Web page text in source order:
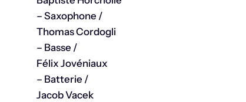
– Saxophone /
Thomas Cordogli
– Basse /
Félix Jovéniaux
– Batterie /
Jacob Vacek